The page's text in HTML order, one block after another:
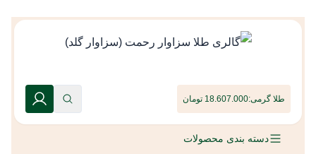
طلا گرمی:18.607.000 تومان
دسته بندی محصولات